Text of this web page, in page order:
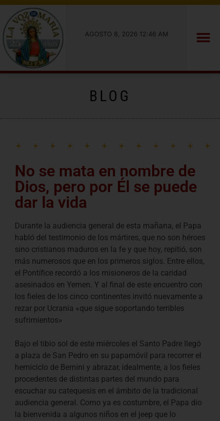
AGOSTO 8, 2026 12:46 AM
BLOG
No se mata en nombre de
Dios, pero por Él se puede
dar la vida
Durante la audiencia general de esta mañana, el Papa
habló del testimonio de los mártires, que no son héroes
sino cristianos maduros en la fe y que hoy, repitió, son
más numerosos que en los primeros siglos. Entre ellos,
el Pontífice recordó a los misioneros de la caridad
asesinados en Yemen. Y al final de este encuentro con
los fieles de los cinco continentes invitó nuevamente a
rezar por Ucrania «que sigue soportando terribles
sufrimientos»
Bajo el tibio sol de este miércoles el Santo Padre llegó
a plaza de San Pedro en su papamóvil para recorrer el
hemiciclo de Bernini y abrazar, idealmente, a los fieles
procedentes de distintas partes del mundo para
escuchar su catequesis en el ámbito de la tradicional
audiencia general. Como ya es costumbre, el Papa dio
la bienvenida a algunos niños en el jeep que lo